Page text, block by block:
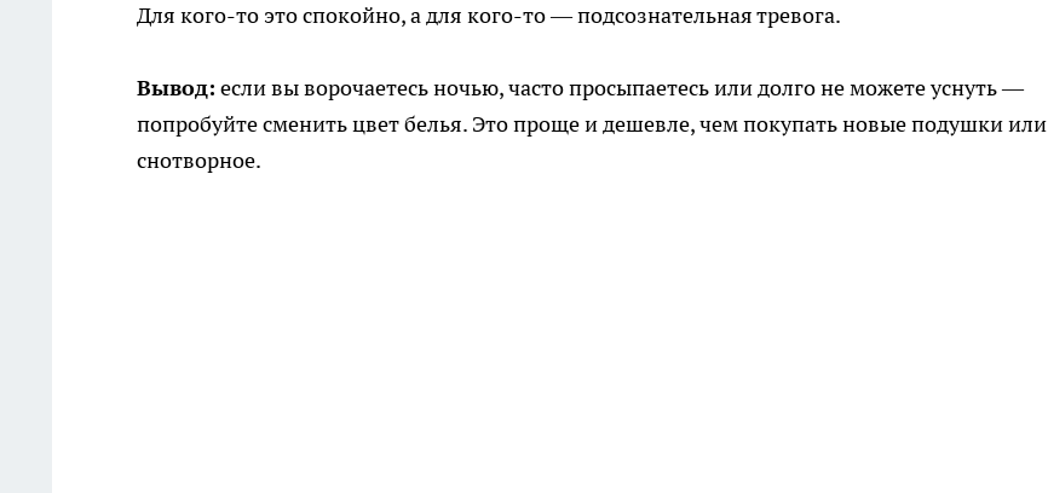
Для кого-то это спокойно, а для кого-то — подсознательная тревога.
Вывод: если вы ворочаетесь ночью, часто просыпаетесь или долго не можете уснуть —
попробуйте сменить цвет белья. Это проще и дешевле, чем покупать новые подушки или
снотворное.